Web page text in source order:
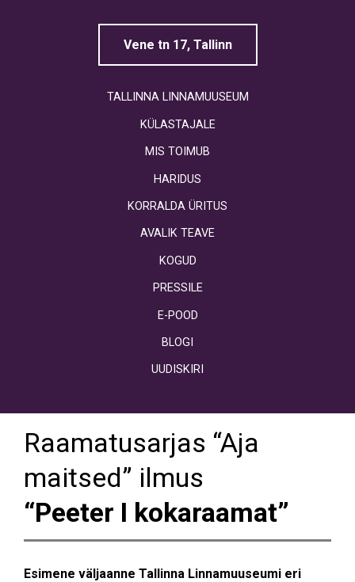
Vene tn 17, Tallinn
TALLINNA LINNAMUUSEUM
KÜLASTAJALE
MIS TOIMUB
HARIDUS
KORRALDA ÜRITUS
AVALIK TEAVE
KOGUD
PRESSILE
E-POOD
BLOGI
UUDISKIRI
Raamatusarjas “Aja
maitsed” ilmus
“Peeter I kokaraamat”
Esimene väljaanne Tallinna Linnamuuseumi eri